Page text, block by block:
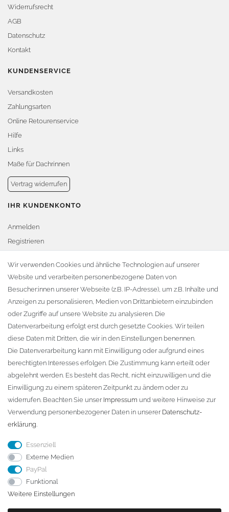
Widerrufsrecht
AGB
Datenschutz
Kontakt
KUNDENSERVICE
Versandkosten
Zahlungsarten
Online Retourenservice
Hilfe
Links
Maße für Dachrinnen
Vertrag widerrufen
IHR KUNDENKONTO
Anmelden
Registrieren
Warenkorb
Zur Kasse
KONTAKT
Fa. Steffen Jost
Söbrigener Weg 50
D-01796 Pirna
Telefon:+49 (0)3501 507295
info@dach-teufel.de
Wir verwenden Cookies und ähnliche Technologien auf unserer
Website und verarbeiten personenbezogene Daten von
Besucher:innen unserer Webseite (z.B. IP-Adresse), um z.B. Inhalte und
Anzeigen zu personalisieren, Medien von Drittanbietern einzubinden
oder Zugriffe auf unsere Website zu analysieren. Die
Datenverarbeitung erfolgt erst durch gesetzte Cookies. Wir teilen
diese Daten mit Dritten, die wir in den Einstellungen benennen.
Die Datenverarbeitung kann mit Einwilligung oder aufgrund eines
berechtigten Interesses erfolgen. Die Zustimmung kann erteilt oder
abgelehnt werden. Es besteht das Recht, nicht einzuwilligen und die
Einwilligung zu einem späteren Zeitpunkt zu ändern oder zu
widerrufen. Beachten Sie unser Impressum und weitere Hinweise zur
Verwendung personenbezogener Daten in unserer Daten­schutz­
erklärung.
Essenziell
Externe Medien
PayPal
Funktional
Weitere Einstellungen